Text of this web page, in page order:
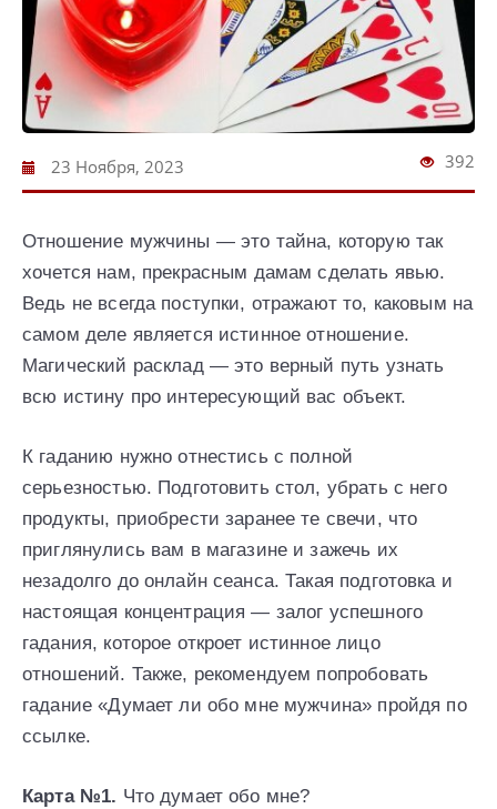
23 Ноября, 2023 392
Отношение мужчины — это тайна, которую так
хочется нам, прекрасным дамам сделать явью.
Ведь не всегда поступки, отражают то, каковым на
самом деле является истинное отношение.
Магический расклад — это верный путь узнать
всю истину про интересующий вас объект.
К гаданию нужно отнестись с полной
серьезностью. Подготовить стол, убрать с него
продукты, приобрести заранее те свечи, что
приглянулись вам в магазине и зажечь их
незадолго до онлайн сеанса. Такая подготовка и
настоящая концентрация — залог успешного
гадания, которое откроет истинное лицо
отношений. Также, рекомендуем попробовать
гадание «Думает ли обо мне мужчина» пройдя по
ссылке.
Карта №1. Что думает обо мне?